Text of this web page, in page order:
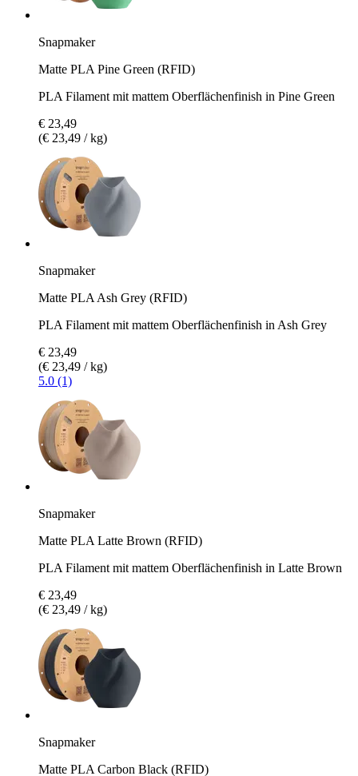
Snapmaker
Matte PLA Pine Green (RFID)
PLA Filament mit mattem Oberflächenfinish in Pine Green
€ 23,49
(€ 23,49 / kg)
Snapmaker
Matte PLA Ash Grey (RFID)
PLA Filament mit mattem Oberflächenfinish in Ash Grey
€ 23,49
(€ 23,49 / kg)
5.0 (1)
Snapmaker
Matte PLA Latte Brown (RFID)
PLA Filament mit mattem Oberflächenfinish in Latte Brown
€ 23,49
(€ 23,49 / kg)
Snapmaker
Matte PLA Carbon Black (RFID)